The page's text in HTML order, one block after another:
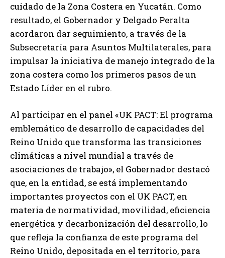
cuidado de la Zona Costera en Yucatán. Como
resultado, el Gobernador y Delgado Peralta
acordaron dar seguimiento, a través de la
Subsecretaría para Asuntos Multilaterales, para
impulsar la iniciativa de manejo integrado de la
zona costera como los primeros pasos de un
Estado Líder en el rubro.
Al participar en el panel «UK PACT: El programa
emblemático de desarrollo de capacidades del
Reino Unido que transforma las transiciones
climáticas a nivel mundial a través de
asociaciones de trabajo», el Gobernador destacó
que, en la entidad, se está implementando
importantes proyectos con el UK PACT, en
materia de normatividad, movilidad, eficiencia
energética y decarbonización del desarrollo, lo
que refleja la confianza de este programa del
Reino Unido, depositada en el territorio, para